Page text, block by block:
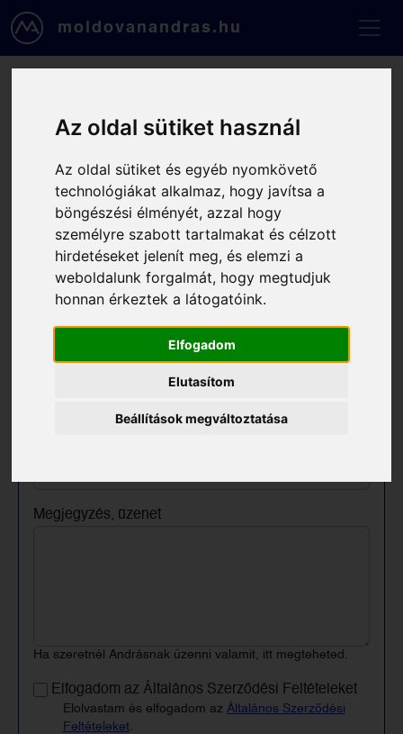
Az oldal sütiket használ
Az oldal sütiket és egyéb nyomkövető
technológiákat alkalmaz, hogy javítsa a
böngészési élményét, azzal hogy
személyre szabott tartalmakat és célzott
hirdetéseket jelenít meg, és elemzi a
weboldalunk forgalmát, hogy megtudjuk
honnan érkeztek a látogatóink.
Elfogadom
Elutasítom
Beállítások megváltoztatása
Ugrás a tartalomra
moldovanandras.hu
- 12:00
Kapcsolattartási adataid
Email
Telefonszámod
Megjegyzés, üzenet
Ha szeretnél Andrásnak üzenni valamit, itt megteheted.
Elfogadom az Általános Szerződési Feltételeket
Elolvastam és elfogadom az Általános Szerződési
Feltételeket.